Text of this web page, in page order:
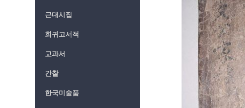
근대시집
희귀고서적
교과서
간찰
한국미술품